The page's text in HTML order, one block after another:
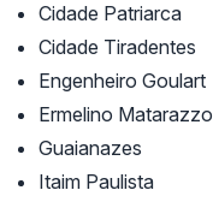
Cidade Patriarca
Cidade Tiradentes
Engenheiro Goulart
Ermelino Matarazzo
Guaianazes
Itaim Paulista